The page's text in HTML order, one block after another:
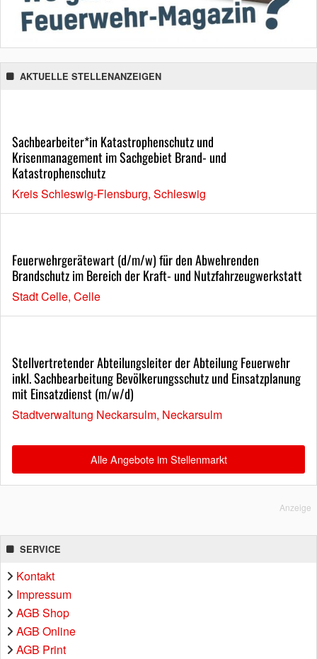
AKTUELLE STELLENANZEIGEN
Sachbearbeiter*in Katastrophenschutz und
Krisenmanagement im Sachgebiet Brand- und
Katastrophenschutz
Kreis Schleswig-Flensburg, Schleswig
Feuerwehrgerätewart (d/m/w) für den Abwehrenden
Brandschutz im Bereich der Kraft- und Nutzfahrzeugwerkstatt
Stadt Celle, Celle
Stellvertretender Abteilungsleiter der Abteilung Feuerwehr
inkl. Sachbearbeitung Bevölkerungsschutz und Einsatzplanung
mit Einsatzdienst (m/w/d)
Stadtverwaltung Neckarsulm, Neckarsulm
Alle Angebote im Stellenmarkt
Anzeige
SERVICE
Kontakt
Impressum
AGB Shop
AGB Online
AGB Print